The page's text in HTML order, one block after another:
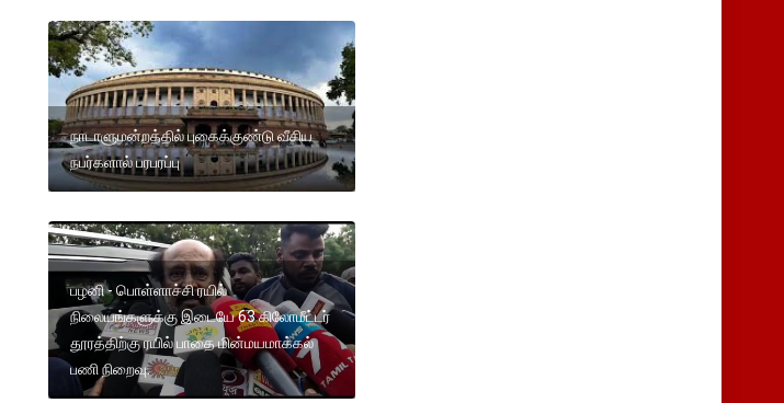
நாடாளுமன்றத்தில் புகைக்குண்டு வீசிய
நபர்களால் பரபரப்பு
பழனி - பொள்ளாச்சி ரயில்
நிலையங்களுக்கு இடையே 63 கிலோமீட்டர்
தூரத்திற்கு ரயில் பாதை மின்மயமாக்கல்
பணி நிறைவு.